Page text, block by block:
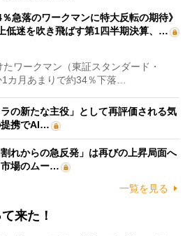
％急落のワークマンに特大反転の期待》
低迷を吹き飛ばす第1四半期決算、…
ワークマン（東証スタンダード・
カ月あまりで約34％下落…
の新たな主役」として再評価される気
携でAI…
れからの急反発」は再びの上昇局面へ
場のムー…
一覧を見る
来た！